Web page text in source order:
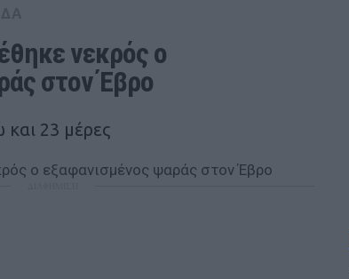
νεκρός ο
στον Έβρο
23 μέρες